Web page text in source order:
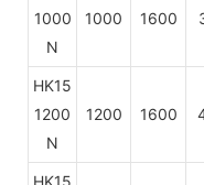
1000
N
1000 1600
HK15
1200
N
1200 1600
HK15